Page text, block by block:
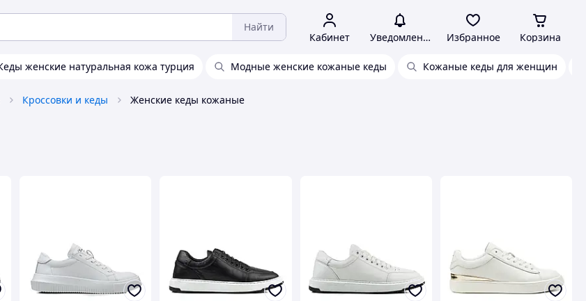
Найти
Кабинет Уведомления Избранное Корзина
женские натуральная кожа турция Модные женские кожаные кеды Кожаные кеды для женщин
Кроссовки и кеды Женские кеды кожаные